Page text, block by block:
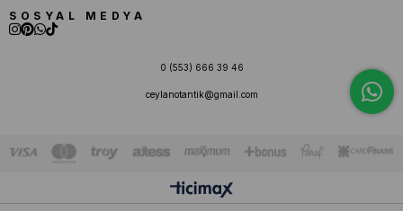
SOSYAL MEDYA
0 (553) 666 39 46
ceylanotantik@gmail.com